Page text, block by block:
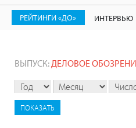
РЕЙТИНГИ «ДО» ИНТЕРВЬЮ
ВЫПУСК: ДЕЛОВОЕ